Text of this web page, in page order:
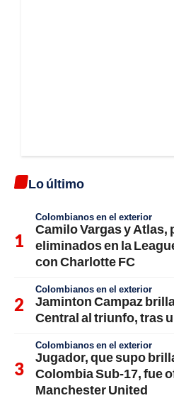
Lo último
Colombianos en el exterior
Camilo Vargas y Atlas,
eliminados en la
con Charlotte FC
Colombianos en el exterior
Jaminton Campaz
Central al triunfo, tras
Colombianos en el exterior
Jugador, que supo
Colombia Sub-17, fue
Manchester United